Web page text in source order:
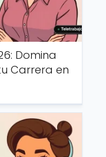
Domina
Carrera en